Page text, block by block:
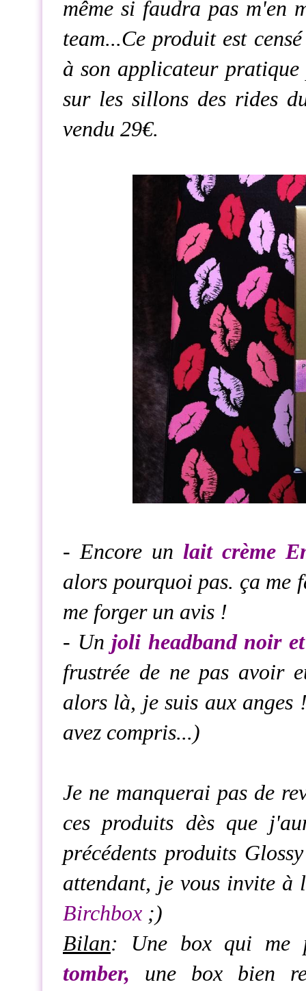
même si faudra pas m'en
team...Ce produit est
à son applicateur
sur les sillons des rides
vendu 29€.
- Encore un lait crème
alors pourquoi pas. ça me
me forger un avis !
- Un joli headband noir
frustrée de ne pas avoir
alors là, je suis aux anges
avez compris...)
Je ne manquerai pas de
ces produits dès que
précédents produits
attendant, je vous invite
Birchbox ;)
Bilan: Une box qui me
tomber, une box bien